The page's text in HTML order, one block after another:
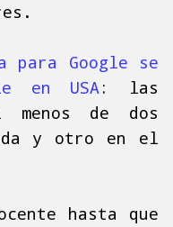
para Google se
en USA: las
menos de dos
y otro en el
hasta que